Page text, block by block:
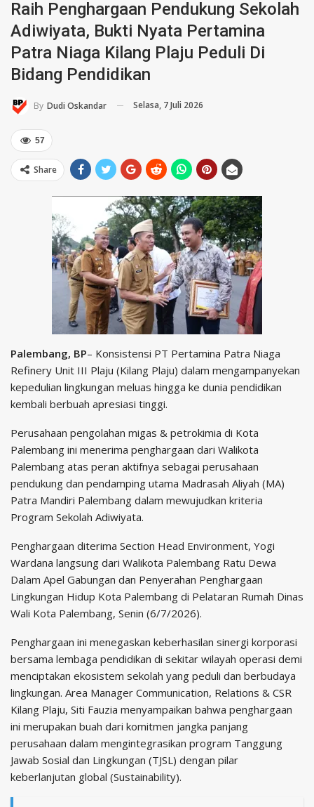
Raih Penghargaan Pendukung Sekolah
Adiwiyata, Bukti Nyata Pertamina
Patra Niaga Kilang Plaju Peduli Di
Bidang Pendidikan
By Dudi Oskandar Selasa, 7 Juli 2026
57
Share
Palembang, BP– Konsistensi PT Pertamina Patra Niaga
Refinery Unit III Plaju (Kilang Plaju) dalam mengampanyekan
kepedulian lingkungan meluas hingga ke dunia pendidikan
kembali berbuah apresiasi tinggi.
Perusahaan pengolahan migas & petrokimia di Kota
Palembang ini menerima penghargaan dari Walikota
Palembang atas peran aktifnya sebagai perusahaan
pendukung dan pendamping utama Madrasah Aliyah (MA)
Patra Mandiri Palembang dalam mewujudkan kriteria
Program Sekolah Adiwiyata.
Penghargaan diterima Section Head Environment, Yogi
Wardana langsung dari Walikota Palembang Ratu Dewa
Dalam Apel Gabungan dan Penyerahan Penghargaan
Lingkungan Hidup Kota Palembang di Pelataran Rumah Dinas
Wali Kota Palembang, Senin (6/7/2026).
Penghargaan ini menegaskan keberhasilan sinergi korporasi
bersama lembaga pendidikan di sekitar wilayah operasi demi
menciptakan ekosistem sekolah yang peduli dan berbudaya
lingkungan. Area Manager Communication, Relations & CSR
Kilang Plaju, Siti Fauzia menyampaikan bahwa penghargaan
ini merupakan buah dari komitmen jangka panjang
perusahaan dalam mengintegrasikan program Tanggung
Jawab Sosial dan Lingkungan (TJSL) dengan pilar
keberlanjutan global (Sustainability).